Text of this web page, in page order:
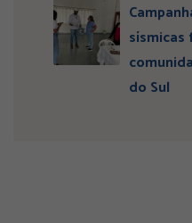
do Sul